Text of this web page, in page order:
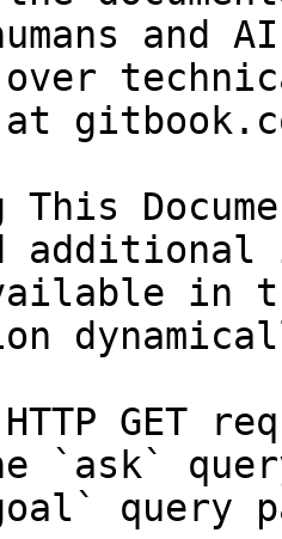
and
over
at
This
in
GET
`ask`
query